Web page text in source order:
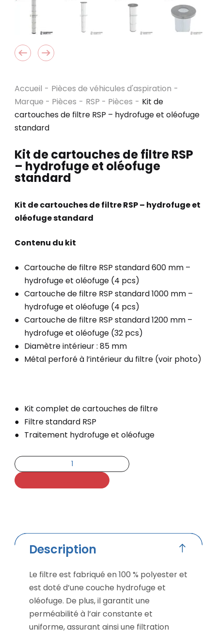
Accueil - Pièces de véhicules d'aspiration -
Marque - Pièces - RSP - Pièces - Kit de
cartouches de filtre RSP – hydrofuge et oléofuge
standard
Kit de cartouches de filtre RSP
– hydrofuge et oléofuge
standard
Kit de cartouches de filtre RSP – hydrofuge et
oléofuge standard
Contenu du kit
Cartouche de filtre RSP standard 600 mm –
hydrofuge et oléofuge (4 pcs)
Cartouche de filtre RSP standard 1000 mm –
hydrofuge et oléofuge (4 pcs)
Cartouche de filtre RSP standard 1200 mm –
hydrofuge et oléofuge (32 pcs)
Diamètre intérieur : 85 mm
Métal perforé à l’intérieur du filtre (voir photo)
Kit complet de cartouches de filtre
Filtre standard RSP
Traitement hydrofuge et oléofuge
Description
Le filtre est fabriqué en 100 % polyester et
est doté d’une couche hydrofuge et
oléofuge. De plus, il garantit une
perméabilité à l’air constante et
uniforme, assurant ainsi une filtration